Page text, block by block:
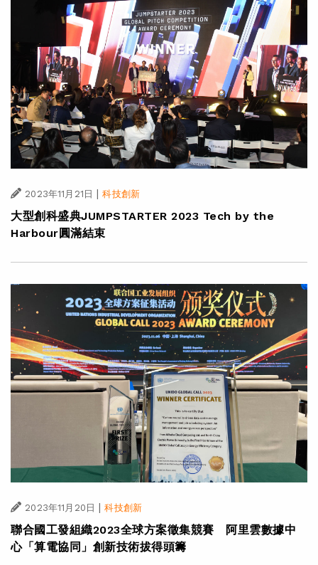
2023年11月21日 科技創新
大型創科盛典JUMPSTARTER 2023 Tech by the
Harbour圓滿結束
2023年11月20日 | 科技創新
聯合國工發組織2023全球方案徵集競賽 阿里雲數據中
心「算電協同」創新技術拔得頭籌